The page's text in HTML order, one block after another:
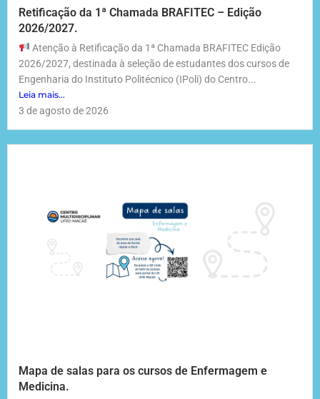
Retificação da 1ª Chamada BRAFITEC – Edição
2026/2027.
Atenção à Retificação da 1ª Chamada BRAFITEC Edição
2026/2027, destinada à seleção de estudantes dos cursos de
Engenharia do Instituto Politécnico (IPoli) do Centro...
Leia mais...
3 de agosto de 2026
Mapa de salas para os cursos de Enfermagem e
Medicina.